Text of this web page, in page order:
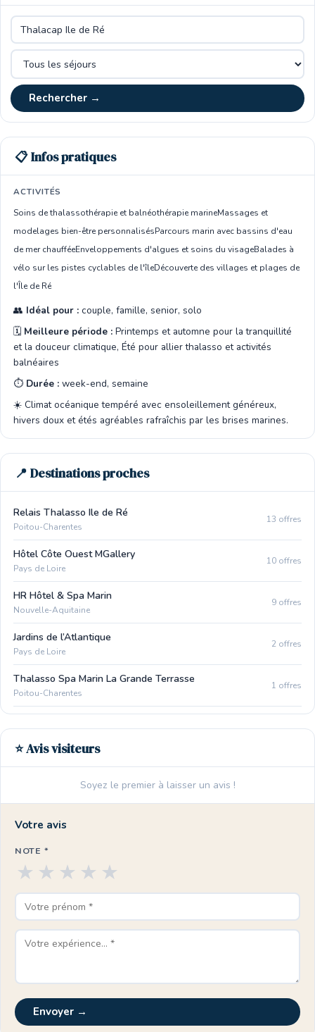
Rechercher →
📋 Infos pratiques
ACTIVITÉS
Soins de thalassothérapie et balnéothérapie marineMassages et
modelages bien-être personnalisésParcours marin avec bassins d'eau
de mer chaufféeEnveloppements d'algues et soins du visageBalades à
vélo sur les pistes cyclables de l'îleDécouverte des villages et plages de
l'Île de Ré
👥 Idéal pour : couple, famille, senior, solo
🗓️ Meilleure période : Printemps et automne pour la tranquillité
et la douceur climatique, Été pour allier thalasso et activités
balnéaires
⏱️ Durée : week-end, semaine
☀️ Climat océanique tempéré avec ensoleillement généreux,
hivers doux et étés agréables rafraîchis par les brises marines.
📍 Destinations proches
Relais Thalasso Ile de Ré
Poitou-Charentes
13 offres
Hôtel Côte Ouest MGallery
Pays de Loire
10 offres
HR Hôtel & Spa Marin
Nouvelle-Aquitaine
9 offres
Jardins de l’Atlantique
Pays de Loire
2 offres
Thalasso Spa Marin La Grande Terrasse
Poitou-Charentes
1 offres
⭐ Avis visiteurs
Soyez le premier à laisser un avis !
Votre avis
NOTE *
★
★
★
★
★
Envoyer →